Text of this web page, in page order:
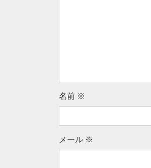
名前 ※
メール ※